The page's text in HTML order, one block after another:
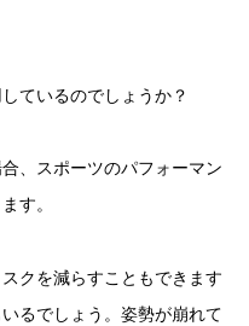
ているのでしょうか？
、スポーツのパフォーマン
す。
クを減らすこともできます
るでしょう。姿勢が崩れて